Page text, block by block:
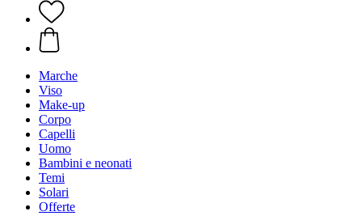
Marche
Viso
Make-up
Corpo
Capelli
Uomo
Bambini e neonati
Temi
Solari
Offerte